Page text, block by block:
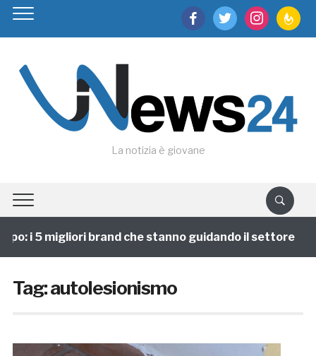
facebooktwitter instagram
La notizia è giovane
i 5 migliori brand che stanno guidando il settore
Tag:autolesionismo